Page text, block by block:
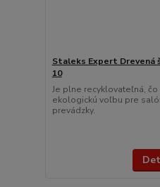
Staleks Expert Drevená
10
Je plne recyklovateľná, čo
ekologickú voľbu pre
prevádzky.